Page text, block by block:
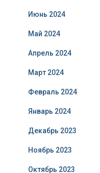
Июнь 2024
Май 2024
Апрель 2024
Март 2024
Февраль 2024
Январь 2024
Декабрь 2023
Ноябрь 2023
Октябрь 2023